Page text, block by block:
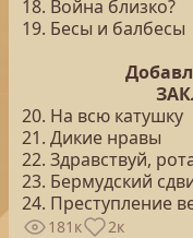
18. Война близко?
19. Бесы и балбесы
20. На всю катушку
21. Дикие нравы
22. Здравствуй,
23. Бермудский
24. Преступление
181к 2к